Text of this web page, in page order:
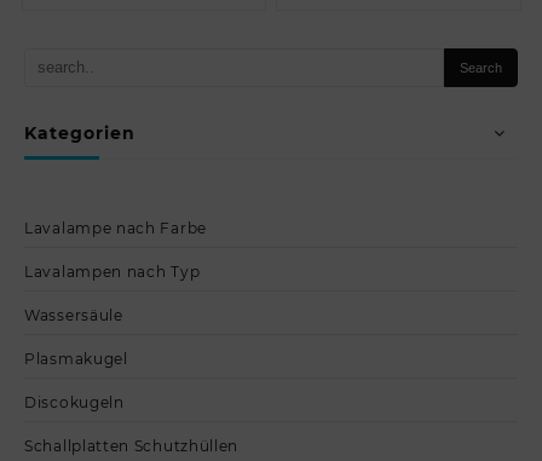
Kategorien
Lavalampe nach Farbe
Lavalampen nach Typ
Wassersäule
Plasmakugel
Discokugeln
Schallplatten Schutzhüllen